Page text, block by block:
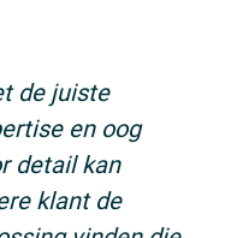
de juiste
en oog
detail kan
klant de